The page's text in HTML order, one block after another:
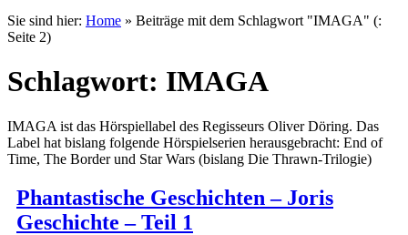
Sie sind hier: Home » Beiträge mit dem Schlagwort "IMAGA" (:
Seite 2)
Schlagwort: IMAGA
IMAGA ist das Hörspiellabel des Regisseurs Oliver Döring. Das
Label hat bislang folgende Hörspielserien herausgebracht: End of
Time, The Border und Star Wars (bislang Die Thrawn-Trilogie)
Phantastische Geschichten – Joris
Geschichte – Teil 1